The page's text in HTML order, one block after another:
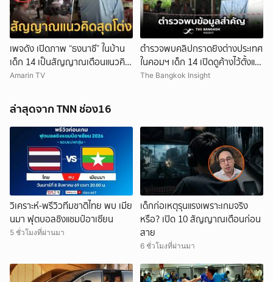
เพจดัง เปิดภาพ “ธงนาซี” ในบ้าน
เด็ก 14 เป็นสัญญาณเตือนแนวคิด
สุดโต่ง
Amarin TV
ตำรวจพบคลิปกราดยิงต่างประเทศ
ในคอมฯ เด็ก 14 เปิดดูค้างไว้ตั้งแต่
วันที่ 30 ก.ค.
The Bangkok Insight
ล่าสุดจาก TNN ช่อง16
วิเคราะห์-พรีวิวทีมชาติไทย พบ เมีย
นมา ฟุตบอลชิงแชมป์อาเซียน
5 ชั่วโมงที่ผ่านมา
เด็กก่อเหตุรุนแรงเพราะเกมจริง
หรือ? เปิด 10 สัญญาณเตือนก่อน
สาย
6 ชั่วโมงที่ผ่านมา